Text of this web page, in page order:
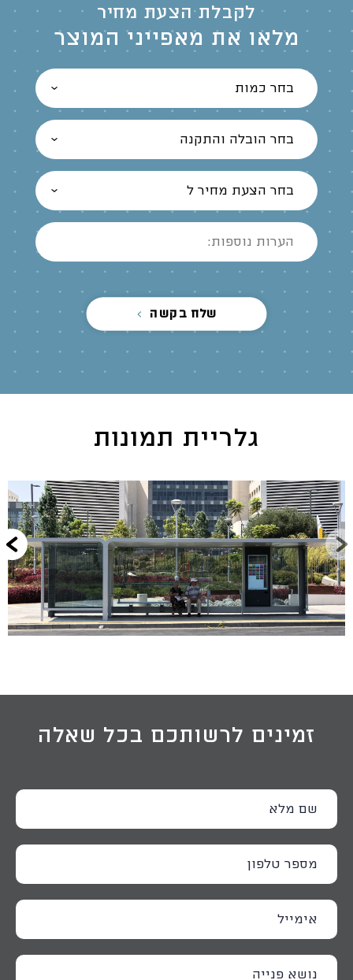
לקבלת הצעת מחיר
מלאו את מאפייני המוצר
בחר כמות
בחר הובלה והתקנה
בחר הצעת מחיר ל
שלח בקשה
גלריית תמונות
זמינים לרשותכם בכל שאלה